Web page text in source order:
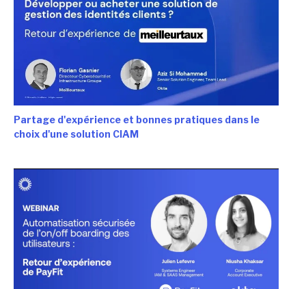
Partage d'expérience et bonnes pratiques dans le
choix d'une solution CIAM